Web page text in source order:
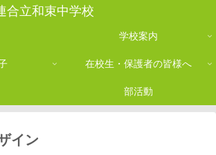
合立和束中学校
学校案内
在校生・保護者の皆様へ
部活動
イン